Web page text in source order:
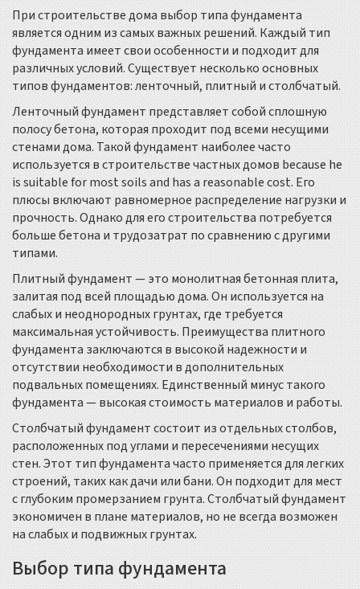
При строительстве дома выбор типа фундамента
является одним из самых важных решений. Каждый тип
фундамента имеет свои особенности и подходит для
различных условий. Существует несколько основных
типов фундаментов: ленточный, плитный и столбчатый.
Ленточный фундамент представляет собой сплошную
полосу бетона, которая проходит под всеми несущими
стенами дома. Такой фундамент наиболее часто
используется в строительстве частных домов because he
is suitable for most soils and has a reasonable cost. Его
плюсы включают равномерное распределение нагрузки и
прочность. Однако для его строительства потребуется
больше бетона и трудозатрат по сравнению с другими
типами.
Плитный фундамент — это монолитная бетонная плита,
залитая под всей площадью дома. Он используется на
слабых и неоднородных грунтах, где требуется
максимальная устойчивость. Преимущества плитного
фундамента заключаются в высокой надежности и
отсутствии необходимости в дополнительных
подвальных помещениях. Единственный минус такого
фундамента — высокая стоимость материалов и работы.
Столбчатый фундамент состоит из отдельных столбов,
расположенных под углами и пересечениями несущих
стен. Этот тип фундамента часто применяется для легких
строений, таких как дачи или бани. Он подходит для мест
с глубоким промерзанием грунта. Столбчатый фундамент
экономичен в плане материалов, но не всегда возможен
на слабых и подвижных грунтах.
Выбор типа фундамента